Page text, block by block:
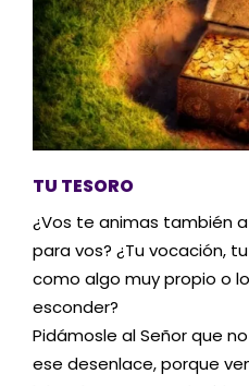
TU TESORO
¿Vos te animas también
para vos? ¿Tu vocación,
como algo muy propio o
esconder?
Pidámosle al Señor que
ese desenlace, porque